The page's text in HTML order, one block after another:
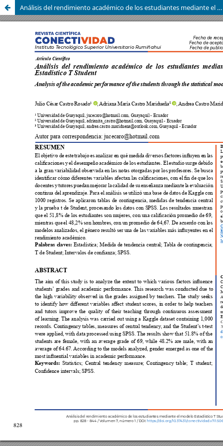
Análisis del rendimiento académico de los estudiantes mediante el modelo Estadístico T Student